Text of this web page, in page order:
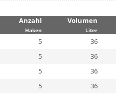
Anzahl
Haken
Volumen
Liter
5 36
5 36
5 36
5 36